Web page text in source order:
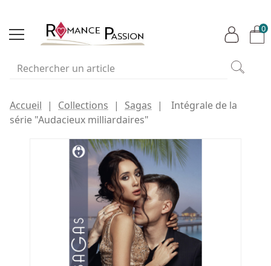
0
Accueil Collections Sagas
Intégrale de la
série "Audacieux milliardaires"